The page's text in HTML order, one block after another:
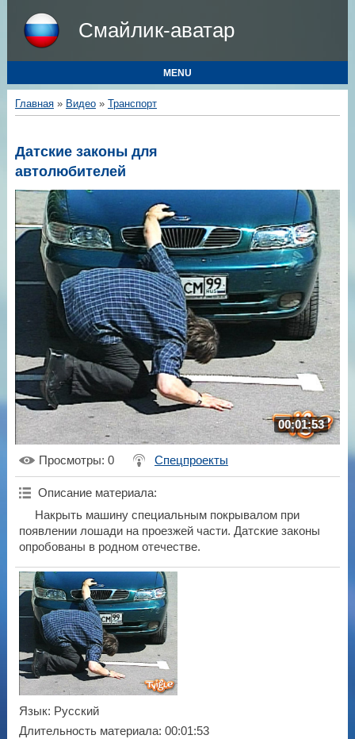
Смайлик-аватар
MENU
Главная» Видео» Транспорт
Датские законы для
автолюбителей
00:01:53
Просмотры: 0 Спецпроекты
Описание материала:
Накрыть машину специальным покрывалом при
появлении лошади на проезжей части. Датские законы
опробованы в родном отечестве.
Язык: Русский
Длительность материала: 00:01:53